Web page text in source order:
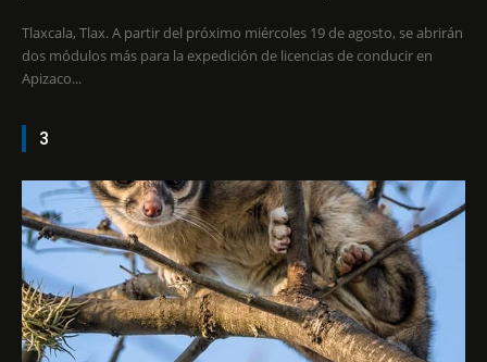
Tlaxcala, Tlax. A partir del próximo miércoles 19 de agosto, se abrirán
dos módulos más para la expedición de licencias de conducir en
Apizaco...
3